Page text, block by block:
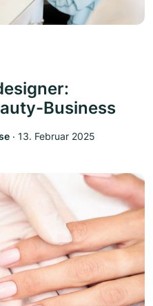
Business
‧ 13. Februar 2025